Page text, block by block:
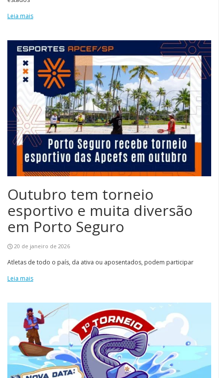
Leia mais
Outubro tem torneio
esportivo e muita diversão
em Porto Seguro
20 de janeiro de 2026
Atletas de todo o país, da ativa ou aposentados, podem participar
Leia mais